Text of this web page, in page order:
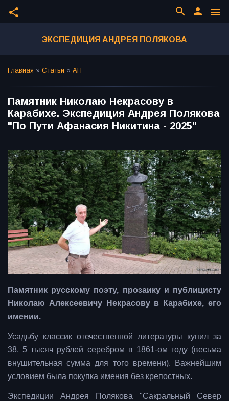
share menu
person
search
ЭКСПЕДИЦИЯ АНДРЕЯ ПОЛЯКОВА
Главная » Статьи » АП
Памятник Николаю Некрасову в
Карабихе. Экспедиция Андрея Полякова
"По Пути Афанасия Никитина - 2025"
Памятник русскому поэту, прозаику и публицисту
Николаю Алексеевичу Некрасову в Карабихе, его
имении.
Усадьбу классик отечественной литературы купил за
38, 5 тысяч рублей серебром в 1861-ом году (весьма
внушительная сумма для того времени). Важнейшим
условием была покупка имения без крепостных.
Экспедиции Андрея Полякова "Сакральный Север